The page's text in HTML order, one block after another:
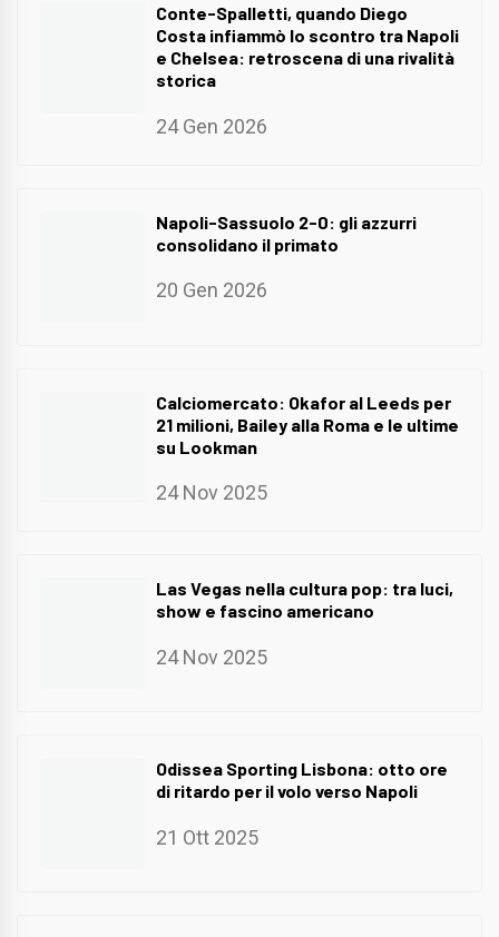
Conte-Spalletti, quando Diego
Costa infiammò lo scontro tra Napoli
e Chelsea: retroscena di una rivalità
storica
24 Gen 2026
Napoli-Sassuolo 2-0: gli azzurri
consolidano il primato
20 Gen 2026
Calciomercato: Okafor al Leeds per
21 milioni, Bailey alla Roma e le ultime
su Lookman
24 Nov 2025
Las Vegas nella cultura pop: tra luci,
show e fascino americano
24 Nov 2025
Odissea Sporting Lisbona: otto ore
di ritardo per il volo verso Napoli
21 Ott 2025